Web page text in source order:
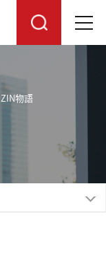
ZIN物語